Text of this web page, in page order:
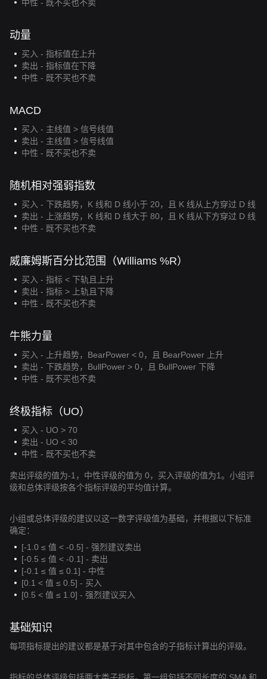
中性 - 既不买也不卖
动量
买入 - 指标值在上升
卖出 - 指标值在下降
中性 - 既不买也不卖
MACD
买入 - 主线值 > 信号线值
卖出 - 主线值 > 信号线值
中性 - 既不买也不卖
随机相对强弱指数
买入 - 下跌趋势，K 线和 D 线小于 20，且 K 线从上方穿过 D 线
卖出 - 上涨趋势，K 线和 D 线大于 80，且 K 线从下方穿过 D 线
中性 - 既不买也不卖
威廉姆斯百分比范围（Williams %R）
买入 - 指标 < 下轨且上升
卖出 - 指标 > 上轨且下降
中性 - 既不买也不卖
牛熊力量
买入 - 上升趋势，BearPower < 0，且 BearPower 上升
卖出 - 下跌趋势，BullPower > 0，且 BullPower 下降
中性 - 既不买也不卖
终极指标（UO）
买入 - UO > 70
卖出 - UO < 30
中性 - 既不买也不卖
卖出评级的值为-1，中性评级的值为 0，买入评级的值为1。小组评
级和总体评级按各个指标评级的平均值计算。
小组或总体评级的建议以这一数字评级值为基础，并根据以下标准
确定：
[-1.0 ≤ 值 < -0.5] - 强烈建议卖出
[-0.5 ≤ 值 < -0.1] - 卖出
[-0.1 ≤ 值 ≤ 0.1] - 中性
[0.1 < 值 ≤ 0.5] - 买入
[0.5 < 值 ≤ 1.0] - 强烈建议买入
基础知识
每项指标提出的建议都是基于对其中包含的子指标计算出的评级。